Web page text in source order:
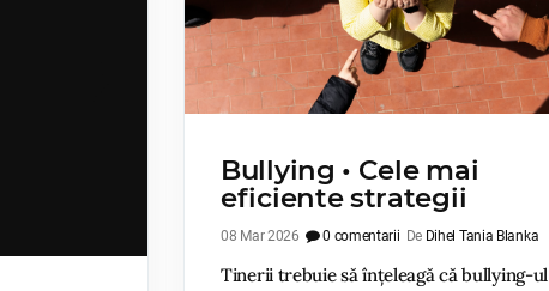
Bullying • Cele mai
eficiente strategii
08 Mar 2026 0 comentarii De Dihel Tania Blanka
Tinerii trebuie să înțeleagă că bullying-ul